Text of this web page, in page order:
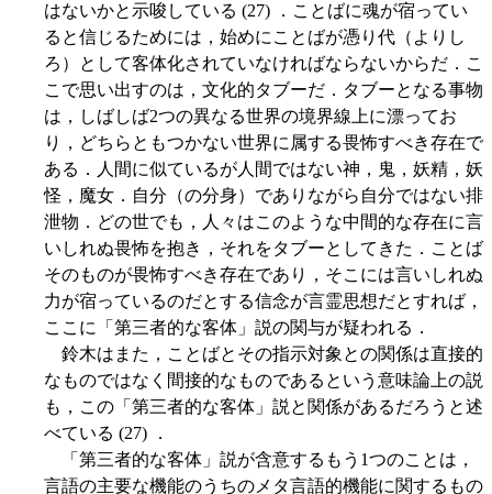
はないかと示唆している (27) ．ことばに魂が宿ってい
ると信じるためには，始めにことばが憑り代（よりし
ろ）として客体化されていなければならないからだ．こ
こで思い出すのは，文化的タブーだ．タブーとなる事物
は，しばしば2つの異なる世界の境界線上に漂ってお
り，どちらともつかない世界に属する畏怖すべき存在で
ある．人間に似ているが人間ではない神，鬼，妖精，妖
怪，魔女．自分（の分身）でありながら自分ではない排
泄物．どの世でも，人々はこのような中間的な存在に言
いしれぬ畏怖を抱き，それをタブーとしてきた．ことば
そのものが畏怖すべき存在であり，そこには言いしれぬ
力が宿っているのだとする信念が言霊思想だとすれば，
ここに「第三者的な客体」説の関与が疑われる．
鈴木はまた，ことばとその指示対象との関係は直接的
なものではなく間接的なものであるという意味論上の説
も，この「第三者的な客体」説と関係があるだろうと述
べている (27) ．
「第三者的な客体」説が含意するもう1つのことは，
言語の主要な機能のうちのメタ言語的機能に関するもの